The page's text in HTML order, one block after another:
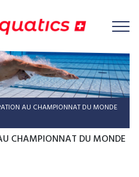
AU CHAM­PION­NAT DU MON­DE
CHAMPIONNAT DU MONDE